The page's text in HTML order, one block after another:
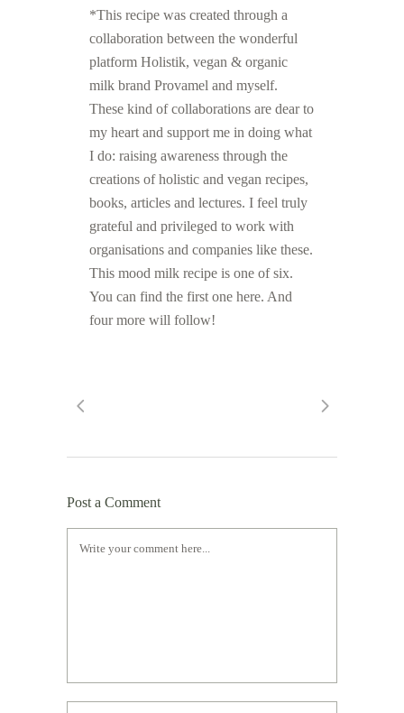
*This recipe was created through a
collaboration between the wonderful
platform Holistik, vegan & organic
milk brand Provamel and myself.
These kind of collaborations are dear to
my heart and support me in doing what
I do: raising awareness through the
creations of holistic and vegan recipes,
books, articles and lectures. I feel truly
grateful and privileged to work with
organisations and companies like these.
This mood milk recipe is one of six.
You can find the first one here. And
four more will follow!
Post a Comment